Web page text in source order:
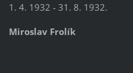
1. 4. 1932 - 31. 8. 1932.
Miroslav Frolík